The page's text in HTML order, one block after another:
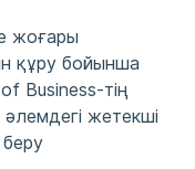
жоғары
құру бойынша
Business-тің
әлемдегі жетекші
беру